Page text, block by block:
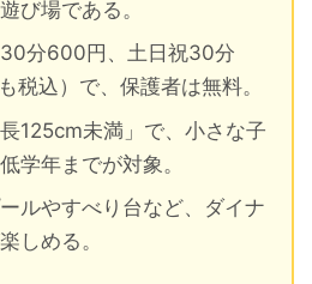
び場である。
分600円、土日祝30分
税込）で、保護者は無料。
125cm未満」で、小さな子
学年までが対象。
ルやすべり台など、ダイナ
しめる。